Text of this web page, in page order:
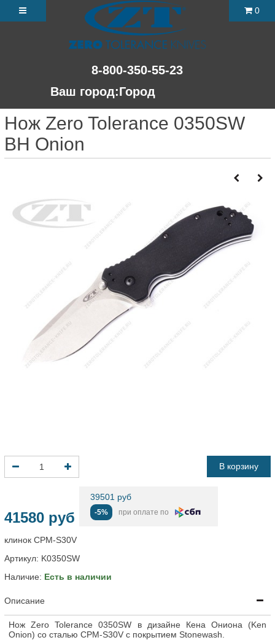
8-800-350-55-23
Ваш город:Город
0
Нож Zero Tolerance 0350SW
BH Onion
В корзину
41580 руб
39501 руб
-5% при оплате по
клинок CPM-S30V
Артикул: K0350SW
Наличие: Есть в наличии
Описание
Нож Zero Tolerance 0350SW в дизайне Кена Ониона (Ken
Onion) со сталью CPM-S30V с покрытием Stonewash.